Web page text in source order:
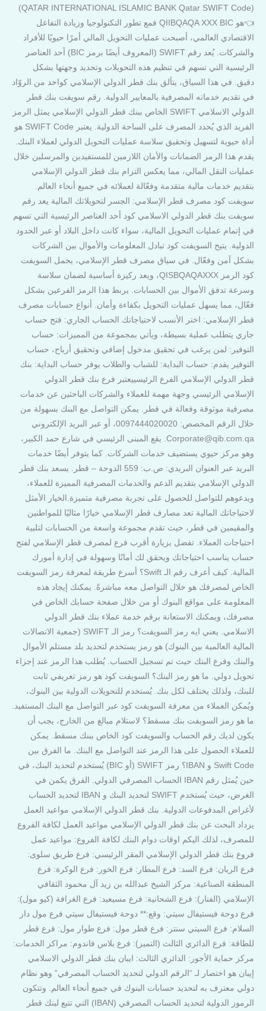
(QATAR INTERNATIONAL ISLAMIC BANK Qatar SWIFT Code)
👈هو QIIBQAQA XXX BIC فمع تطور التكنولوجيا وزيادة التفاعل
الاقتصادي العالمي، أصبحت عمليات التحويل المالي أمرًا حيويًا للأفراد
والشركات. يُعد رقم SWIFT (المعروف أيضًا برمز BIC) أحد العناصر
الرئيسية التي تسهم في تنظيم هذه التحويلات وتحديد وجهتها بشكل
دقيق. في هذا السياق، يتألق بنك قطر الدولي الإسلامي كواحد من الروّاد
في تقديم خدماته المصرفية بالمعايير الدولية. رقم سويفت بنك قطر
الدولي الاسلامي SWIFT الخاص ببنك قطر الدولي الإسلامي يمثل الرمز
الفريد الذي يُحدد المصرف على الساحة الدولية. يعتبر SWIFT Code هو
أداة حيوية لتسهيل وتحقيق سلاسة عمليات التحويل الدولي لعملاء البنك.
يقدم هذا الرمز الضمانات والأمان اللازمين للمستفيدين والمرسلين خلال
عمليات النقل المالي، مما يعكس التزام بنك قطر الدولي الإسلامي
بتقديم خدمات مالية متقدمة وفعّالة لعملائه في جميع أنحاء العالم.
سويفت كود مصرف قطر الإسلامي: الجسر لتحويلاتك المالية يعد رقم
سويفت بنك قطر الدولي الاسلامي كود أحد العناصر الرئيسية التي تسهم
في إتمام عمليات التحويل المالية، سواء كانت داخل البلاد أو عبر الحدود
الدولية. يتيح السويفت كود تبادل المعلومات والأموال بين الشركات
بشكل آمن وفعّال. في سياق مصرف قطر الإسلامي، يحمل السويفت
كود الرمز QISBQAQAXXX، ويعد ركيزة أساسية لضمان سلاسة
وسرعة تدفق الأموال بين الحسابات. يربط هذا الرمز الفرعين بشكل
فعّال، مما يسهل عمليات التحويل بكفاءة وأمان. أنواع حسابات مصرف
قطر الإسلامي: اختر الأنسب لاحتياجاتك الحساب الجاري: فتح حساب
جاري يتطلب عملية بسيطة، ويأتي بمجموعة من المميزات: حساب
التوفير: لمن يرغب في تحقيق مدخول إضافي وتحقيق أرباح، حساب
التوفير يقدم: حساب البداية: للشباب والطلاب يوفر حساب البداية: بنك
قطر الدولي الإسلامي الفرع الرئيسييعتبر فرع بنك قطر الدولي
الإسلامي الرئيسي وجهة مهمة للعملاء والشركات الباحثين عن خدمات
مصرفية موثوقة وفعالة في قطر. يمكن التواصل مع البنك بسهولة من
خلال الرقم المخصص: 0097444020020، أو عبر البريد الإلكتروني
Corporate@qib.com.qa. يقع المبنى الرئيسي في شارع حمد الكبير،
وهو مركز حيوي يستضيف خدمات الشركات. كما يتوفر أيضًا خدمات
البريد عبر العنوان البريدي: ص.ب: 559 الدوحة – قطر. يسعد بنك قطر
الدولي الإسلامي بتقديم الدعم والخدمات المصرفية المميزة للعملاء،
ويدعوهم للتواصل للحصول على تجربة مصرفية متميزة.الخيار الأمثل
لاحتياجاتك المالية تعد مصارف قطر الإسلامي خيارًا مثاليًا للمواطنين
والمقيمين في قطر، حيث تقدم مجموعة واسعة من الحسابات لتلبية
احتياجات العملاء. تفضل بزيارة أقرب فرع لمصرف قطر الإسلامي لفتح
حساب يناسب احتياجاتك ويحقق لك أمانًا وسهولة في إدارة أمورك
المالية. كيف أعرف رقم الـ Swift؟ أسرع طريقة لمعرفة رمز السويفت
الخاص لمصرفك هو خلال التواصل معه مباشرةً. يمكنك إيجاد هذه
المعلومة على مواقع البنوك أو من خلال صفحة حسابك الخاص في
مصرفك، ويمكنك الاستعانة برقم خدمة عملاء بنك قطر الدولي
الاسلامي. يعني ايه رمز السويفت؟ رمز الـ SWIFT (جمعية الاتصالات
المالية العالمية بين البنوك) هو رمز يستخدم لتحديد بلد مستلم الأموال
والبنك وفرع البنك حيث تم تسجيل الحساب. يُطلب هذا الرمز عند إجراء
تحويل دولي. ما هو رمز البنك؟ السويفت كود هو رمز تعريفي ثابت
للبنك، ولذلك يختلف لكل بنك. يُستخدم للتحويلات الدولية بين البنوك،
ويُمكن العملاء من معرفة السويفت كود عبر التواصل مع البنك المستفيد.
ما هو رمز السويفت بنك مسقط؟ لاستلام مبالغ من الخارج، يجب أن
يكون لديك رقم الحساب والسويفت كود الخاص ببنك مسقط. يمكن
للعملاء الحصول على هذا الرمز عند التواصل مع البنك. ما الفرق بين
Swift Code و IBAN؟ رمز SWIFT (أو BIC) يُستخدم لتحديد البنك، في
حين يُمثل رقم IBAN الحساب المصرفي الدولي. الفرق يكمن في
الغرض، حيث يُستخدم SWIFT لتحديد البنك و IBAN لتحديد الحساب
لأغراض المدفوعات الدولية. بنك قطر الدولي الإسلامي مواعيد العمل
يزداد البحث عن بنك قطر الدولي الإسلامي مواعيد العمل لكافة الفروع
للمصرف، لذلك اليكم اوقات دوام البنك لكافة الفروع: مواعيد عمل
فروع بنك قطر الدولي الإسلامي المقر الرئيسي: فرع طريق سلوى:
فرع الريان: فرع السد: فرع المطار: فرع الخور: فرع الوكرة: فرع
المنطقة الصناعية: مركز الشيخ عبدالله بن زيد آل محمود الثقافي
الإسلامي (الفنار): فرع الشحانية: فرع مسيعيد: فرع الغرافة (كيو مول):
فرع دوحة فيستيفال سيتي: وقع:** دوحة فيستيفال سيتي فرع مول دار
السلام: فرع السيتي سنتر: فرع قطر مول: فرع طوار مول: فرع قطر
للطاقة: فرع الدائري الثالث (التميز): فرع بلاس فاندوم: مراكز الخدمات:
مركز حماية الأجور: الدائري الثالث: ايبان بنك قطر الدولي الاسلامي
إيبان هو اختصار لـ “الرقم الدولي لتحديد الحساب المصرفي” وهو نظام
دولي معترف به لتحديد حسابات البنوك في جميع أنحاء العالم. وتتكون
الرموز الدولية لتحديد الحساب المصرفي (IBAN) التي تتبع لبنك قطر